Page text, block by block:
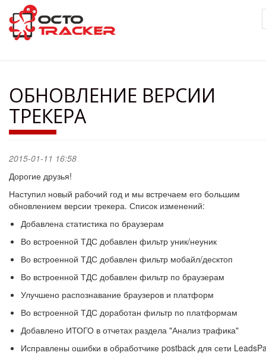
Перейти
основному
содержанию
ОБНОВЛЕНИЕ ВЕРСИИ
ТРЕКЕРА
2015-01-11 16:58
Дорогие друзья!
Наступил новый рабочий год и мы встречаем его большим
обновлением версии трекера. Список изменений:
Добавлена статистика по браузерам
Во встроенной ТДС добавлен фильтр уник/неуник
Во встроенной ТДС добавлен фильтр мобайл/десктоп
Во встроенной ТДС добавлен фильтр по браузерам
Улучшено распознавание браузеров и платформ
Во встроенной ТДС доработан фильтр по платформам
Добавлено ИТОГО в отчетах раздела "Анализ трафика"
Исправлены ошибки в обработчике postback для сети